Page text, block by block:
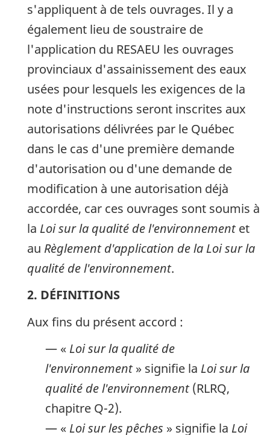
s'appliquent à de tels ouvrages. Il y a
également lieu de soustraire de
l'application du RESAEU les ouvrages
provinciaux d'assainissement des eaux
usées pour lesquels les exigences de la
note d'instructions seront inscrites aux
autorisations délivrées par le Québec
dans le cas d'une première demande
d'autorisation ou d'une demande de
modification à une autorisation déjà
accordée, car ces ouvrages sont soumis à
la Loi sur la qualité de l'environnementet
au Règlement d'application de la Loi sur la
qualité de l'environnement.
2. DÉFINITIONS
Aux fins du présent accord :
— « Loi sur la qualité de
l'environnement» signifie la Loi sur la
qualité de l'environnement(RLRQ,
chapitre Q-2).
— « Loi sur les pêches » signifie la Loi